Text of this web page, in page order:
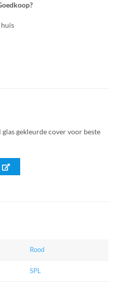
gekleurde cover voor beste
Rood
SPL